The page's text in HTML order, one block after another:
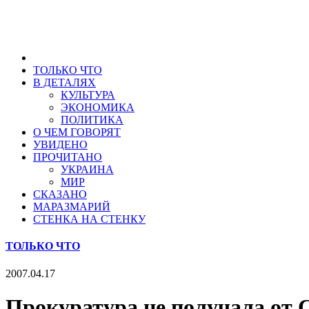
ТОЛЬКО ЧТО
В ДЕТАЛЯХ
КУЛЬТУРА
ЭКОНОМИКА
ПОЛИТИКА
О ЧЕМ ГОВОРЯТ
УВИДЕНО
ПРОЧИТАНО
УКРАИНА
МИР
СКАЗАНО
МАРАЗМАРИЙ
СТЕНКА НА СТЕНКУ
ТОЛЬКО ЧТО
2007.04.17